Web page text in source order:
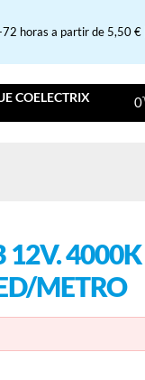
horas a partir de 5,50
COELECTRIX 0
12V.
METRO